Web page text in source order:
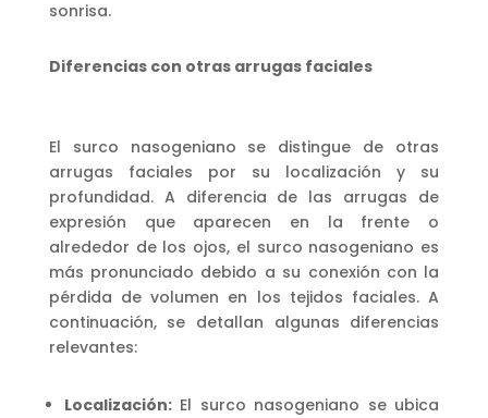
sonrisa.
Diferencias con otras arrugas faciales
El surco nasogeniano se distingue de otras
arrugas faciales por su localización y su
profundidad. A diferencia de las arrugas de
expresión que aparecen en la frente o
alrededor de los ojos, el surco nasogeniano es
más pronunciado debido a su conexión con la
pérdida de volumen en los tejidos faciales. A
continuación, se detallan algunas diferencias
relevantes:
Localización:El surco nasogeniano se ubica